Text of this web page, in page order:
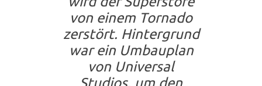
von einem Tornado
zerstört. Hintergrund
war ein Umbauplan
von Universal
Studios, um den